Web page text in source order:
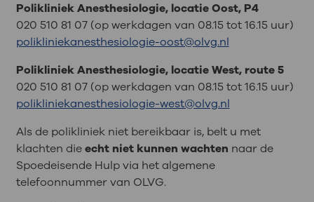
Polikliniek Anesthesiologie, locatie Oost, P4
020 510 81 07 (op werkdagen van 08.15 tot 16.15 uur)
polikliniekanesthesiologie-oost@olvg.nl
Polikliniek Anesthesiologie, locatie West, route 5
020 510 81 07 (op werkdagen van 08.15 tot 16.15 uur)
polikliniekanesthesiologie-west@olvg.nl
Als de polikliniek niet bereikbaar is, belt u met
klachten dieecht niet kunnen wachten naar de
Spoedeisende Hulp via het algemene
telefoonnummer van OLVG.